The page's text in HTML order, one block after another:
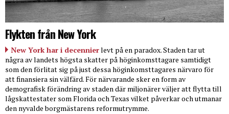
Flykten från New York
New York har i decennierlevt på en paradox. Staden tar ut
några av landets högsta skatter på höginkomsttagare samtidigt
som den förlitat sig på just dessa höginkomsttagares närvaro för
att finansiera sin välfärd. För närvarande sker en form av
demografisk förändring av staden där miljonärer väljer att flytta till
lågskattestater som Florida och Texas vilket påverkar och utmanar
den nyvalde borgmästarens reformutrymme.